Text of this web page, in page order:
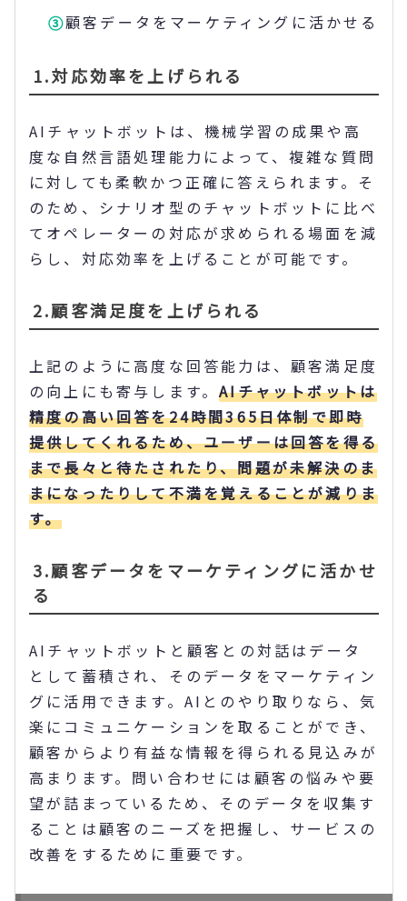
顧客データをマーケティングに活かせる
1.対応効率を上げられる
AIチャットボットは、機械学習の成果や高
度な自然言語処理能力によって、複雑な質問
に対しても柔軟かつ正確に答えられます。そ
のため、シナリオ型のチャットボットに比べ
てオペレーターの対応が求められる場面を減
らし、対応効率を上げることが可能です。
2.顧客満足度を上げられる
上記のように高度な回答能力は、顧客満足度
の向上にも寄与します。AIチャットボットは
精度の高い回答を24時間365日体制で即時
提供してくれるため、ユーザーは回答を得る
まで長々と待たされたり、問題が未解決のま
まになったりして不満を覚えることが減りま
す。
3.顧客データをマーケティングに活かせ
る
AIチャットボットと顧客との対話はデータ
として蓄積され、そのデータをマーケティン
グに活用できます。AIとのやり取りなら、気
楽にコミュニケーションを取ることができ、
顧客からより有益な情報を得られる見込みが
高まります。問い合わせには顧客の悩みや要
望が詰まっているため、そのデータを収集す
ることは顧客のニーズを把握し、サービスの
改善をするために重要です。